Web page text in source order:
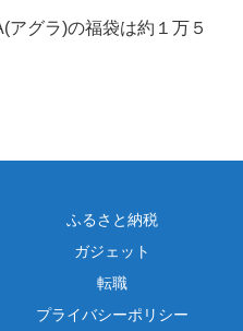
アグラ)の福袋は約１万５
ふるさと納税
ガジェット
転職
プライバシーポリシー